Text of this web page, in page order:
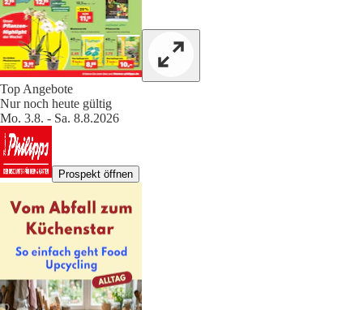
Top Angebote
Nur noch heute gültig
Mo. 3.8. - Sa. 8.8.2026
Prospekt öffnen